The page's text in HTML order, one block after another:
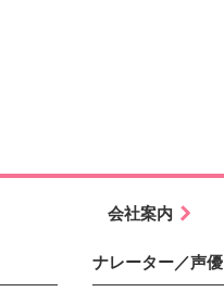
会社案内
ナレーター／声優